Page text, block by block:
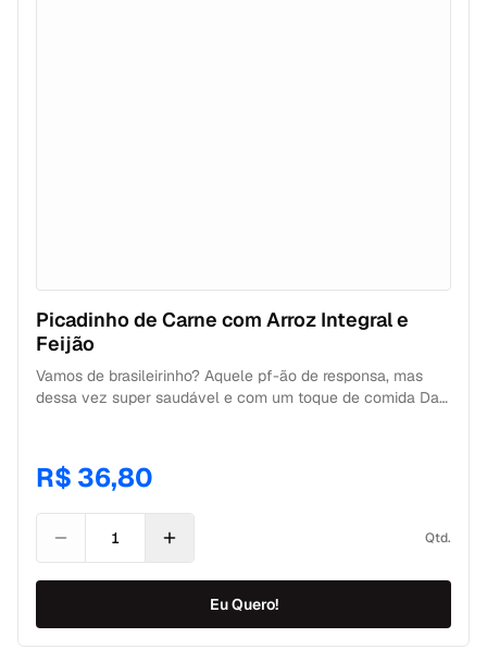
Picadinho de Carne com Arroz Integral e
Feijão
Vamos de brasileirinho? Aquele pf-ão de responsa, mas
dessa vez super saudável e com um toque de comida Da
benefícios, produto ultra congelado e embalado a vácuo.
CONTÉM: 300g: 100g de picadinho de carne com vegetais
carioca . CONSERVAÇÃO Geladeira: 6 dias após
descongelamento. Freezer: 180 dias a partir da data de
R$ 36,80
Qtd.
Eu Quero!